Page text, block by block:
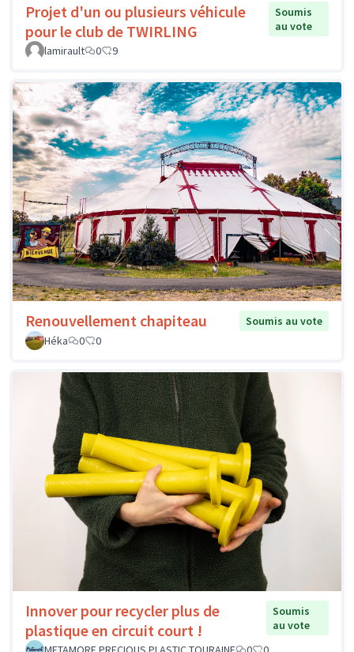
Projet d'un ou plusieurs véhicule
pour le club de TWIRLING
Soumis
au vote
lamirault
0 9
Renouvellement chapiteau
Soumis au vote
Héka
0 0
Innover pour recycler plus de
plastique en circuit court !
Soumis
au vote